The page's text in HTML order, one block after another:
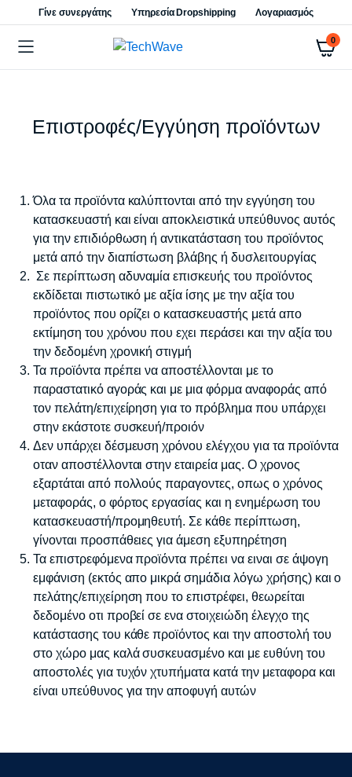
Γίνε συνεργάτης Υπηρεσία Dropshipping Λογαριασμός
0
Επιστροφές/Εγγύηση προϊόντων
Όλα τα προϊόντα καλύπτονται από την εγγύηση του
κατασκευαστή και είναι αποκλειστικά υπεύθυνος αυτός
για την επιδιόρθωση ή αντικατάσταση του προϊόντος
μετά από την διαπίστωση βλάβης ή δυσλειτουργίας
Σε περίπτωση αδυναμία επισκευής του προϊόντος
εκδίδεται πιστωτικό με αξία ίσης με την αξία του
προϊόντος που ορίζει ο κατασκευαστής μετά απο
εκτίμηση του χρόνου που εχει περάσει και την αξία του
την δεδομένη χρονική στιγμή
Τα προϊόντα πρέπει να αποστέλλονται με το
παραστατικό αγοράς και με μια φόρμα αναφοράς από
τον πελάτη/επιχείρηση για το πρόβλημα που υπάρχει
στην εκάστοτε συσκευή/προιόν
Δεν υπάρχει δέσμευση χρόνου ελέγχου για τα προϊόντα
οταν αποστέλλονται στην εταιρεία μας. Ο χρονος
εξαρτάται από πολλούς παραγοντες, οπως ο χρόνος
μεταφοράς, ο φόρτος εργασίας και η ενημέρωση του
κατασκευαστή/προμηθευτή. Σε κάθε περίπτωση,
γίνονται προσπάθειες για άμεση εξυπηρέτηση
Τα επιστρεφόμενα προϊόντα πρέπει να ειναι σε άψογη
εμφάνιση (εκτός απο μικρά σημάδια λόγω χρήσης) και ο
πελάτης/επιχείρηση που το επιστρέφει, θεωρείται
δεδομένο οτι προβεί σε ενα στοιχειώδη έλεγχο της
κατάστασης του κάθε προϊόντος και την αποστολή του
στο χώρο μας καλά συσκευασμένο και με ευθύνη του
αποστολές για τυχόν χτυπήματα κατά την μεταφορα και
είναι υπεύθυνος για την αποφυγή αυτών